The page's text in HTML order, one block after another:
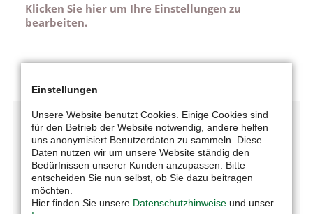
Klicken Sie hier um Ihre Einstellungen zu
bearbeiten.
Einstellungen
Unsere Website benutzt Cookies. Einige Cookies sind
für den Betrieb der Website notwendig, andere helfen
uns anonymisiert Benutzerdaten zu sammeln. Diese
Daten nutzen wir um unsere Website ständig den
Bedürfnissen unserer Kunden anzupassen. Bitte
entscheiden Sie nun selbst, ob Sie dazu beitragen
möchten.
Hier finden Sie unsere Datenschutzhinweise und unser